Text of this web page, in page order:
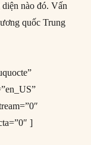
nào đó. Vấn
quốc Trung
]